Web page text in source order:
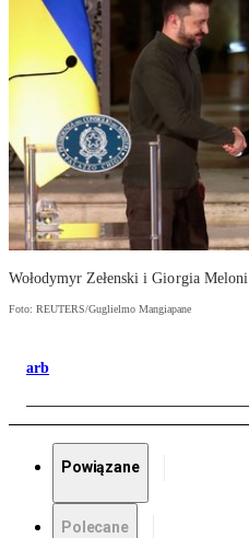
Wołodymyr Zełenski i Giorgia Meloni
Foto: REUTERS/Guglielmo Mangiapane
arb
Powiązane
Polecane